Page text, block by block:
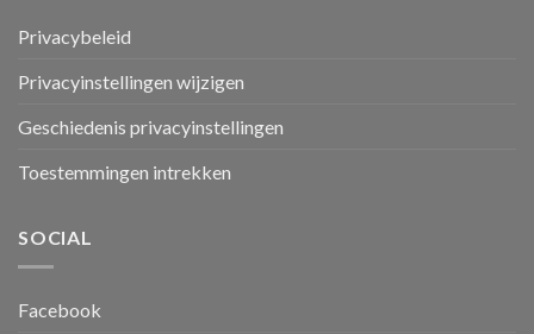
Privacybeleid
Privacyinstellingen wijzigen
Geschiedenis privacyinstellingen
Toestemmingen intrekken
SOCIAL
Facebook